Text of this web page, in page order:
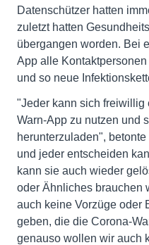
Datenschützer hatten
zuletzt hatten
übergangen worden. Bei
App alle
und so neue
"Jeder kann sich freiwillig
Warn-App zu nutzen und
herunterzuladen",
und jeder entscheiden
kann sie auch wieder
oder Ähnliches brauchen
auch keine Vorzüge oder
geben, die die Corona-
genauso wollen wir auch